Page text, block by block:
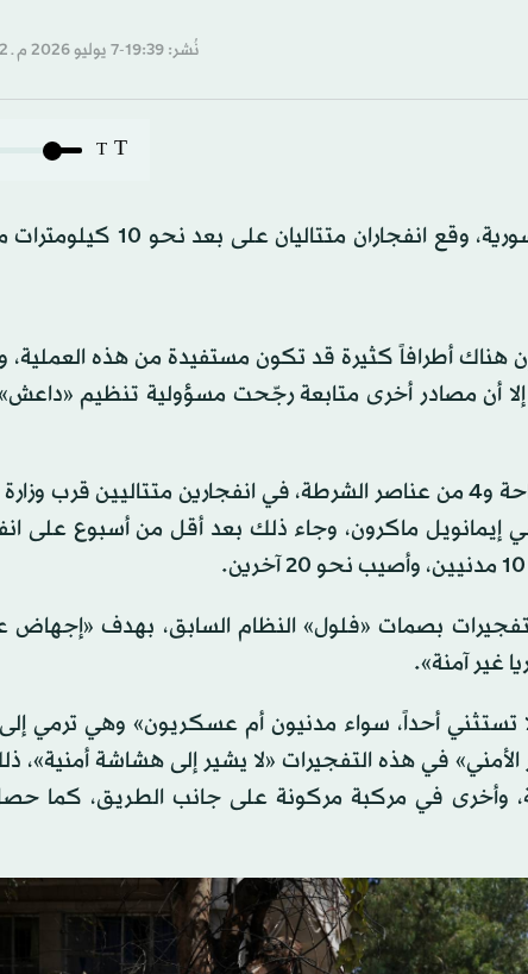
نُشر: 19:39-7 يوليو 2026 م ـ 22 مُحرَّم 1448 هـ
T
T
في مكان وزمان بالغ الحساسية والحرج للسلطات
هناك أطرافاً كثيرة قد تكون مستفيدة من هذه العملية،
إلا أن مصادر أخرى متابعة رجّحت مسؤولية تنظيم
وأصيب 18 شخصاً على الأقل، بينهم معاون وزير السياحة و4 من عناصر الشرطة، في انفجارين
إيمانويل ماكرون، وجاء ذلك بعد أقل من أسبوع على
بصمات «فلول» النظام السابق، بهدف «إجهاض
غير آمنة».
تستثني أحداً، سواء مدنيون أم عسكريون» وهي ترمي
الأمني» في هذه التفجيرات «لا يشير إلى هشاشة أمنية»،
وأخرى في مركبة مركونة على جانب الطريق، كما